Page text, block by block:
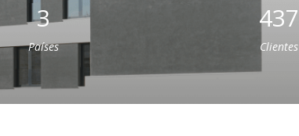
3
Países
437
Clientes